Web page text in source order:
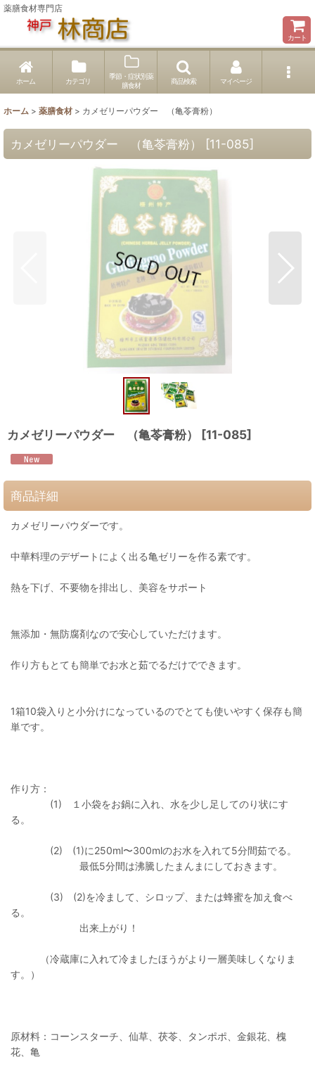
薬膳食材専門店
カート
ホーム カテゴリ
季節・症状別薬
膳食材
商品検索 マイページ
ホーム > 薬膳食材 > カメゼリーパウダー （亀苓膏粉）
カメゼリーパウダー （亀苓膏粉） [11-085]
カメゼリーパウダー （亀苓膏粉） [11-085]
商品詳細
カメゼリーパウダーです。
中華料理のデザートによく出る亀ゼリーを作る素です。
熱を下げ、不要物を排出し、美容をサポート
無添加・無防腐剤なので安心していただけます。
作り方もとても簡単でお水と茹でるだけでできます。
1箱10袋入りと小分けになっているのでとても使いやすく保存も簡
単です。
作り方：
(1) １小袋をお鍋に入れ、水を少し足してのり状にす
る。
(2) (1)に250ml〜300mlのお水を入れて5分間茹でる。
最低5分間は沸騰したまんまにしておきます。
(3) (2)を冷まして、シロップ、または蜂蜜を加え食べ
る。
出来上がり！
（冷蔵庫に入れて冷ましたほうがより一層美味しくなりま
す。）
原材料：コーンスターチ、仙草、茯苓、タンポポ、金銀花、槐
花、亀